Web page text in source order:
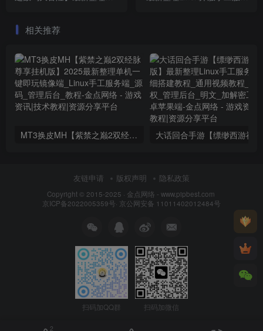
教程相关推荐
MT3换皮MH【紫禁之巅2双经脉尊享挂机版】2025最新整理单机一键即玩镜像端_Linux手工服务端_源码_管理后台_教程
友链申请 版权声明 隐私政策
Copyright © 2015-2025 · 金点网络 - www.pipbest.com
京ICP备2022005359号· 京公网安备 11011402012484号
扫码加QQ群 扫码加微信
2